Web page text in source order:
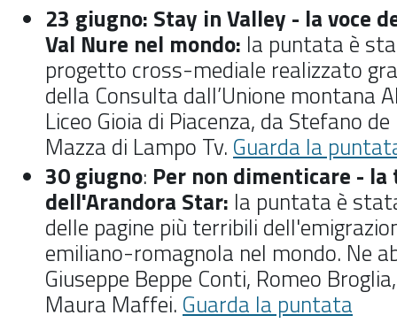
23 giugno: Stay in Valley - la voce
Val Nure nel mondo: la puntata è
progetto cross-mediale realizzato
della Consulta dall’Unione montana
Liceo Gioia di Piacenza, da Stefano
Mazza di Lampo Tv. Guarda la
30 giugno: Per non dimenticare -
dell'Arandora Star: la puntata è
delle pagine più terribili
emiliano-romagnola nel mondo. Ne
Giuseppe Beppe Conti, Romeo
Maura Maffei. Guarda la puntata